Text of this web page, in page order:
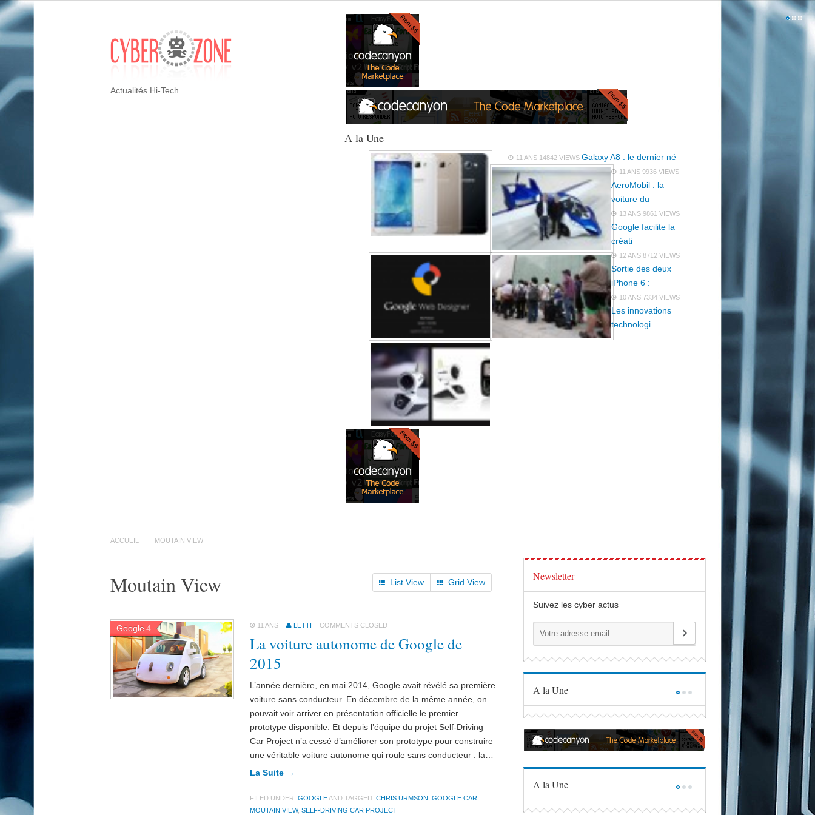
Actualités Hi-Tech
A la Une
11 ANS 14842 VIEWS Galaxy A8 : le dernier né
11 ANS 9936 VIEWS
AeroMobil : la
voiture du
13 ANS 9861 VIEWS
Google facilite la
créati
12 ANS 8712 VIEWS
Sortie des deux
iPhone 6 :
10 ANS 7334 VIEWS
Les innovations
technologi
ACCUEIL MOUTAIN VIEW
Moutain View List View Grid View
Google 4 11 ANS LETTI COMMENTS CLOSED
La voiture autonome de Google de
2015
L’année dernière, en mai 2014, Google avait révélé sa première
voiture sans conducteur. En décembre de la même année, on
pouvait voir arriver en présentation officielle le premier
prototype disponible. Et depuis l’équipe du projet Self-Driving
Car Project n’a cessé d’améliorer son prototype pour construire
une véritable voiture autonome qui roule sans conducteur : la…
La Suite →
FILED UNDER: GOOGLEAND TAGGED: CHRIS URMSON GOOGLE CAR
MOUTAIN VIEW, SELF-DRIVING CAR PROJECT
Newsletter
Suivez les cyber actus
A la Une
A la Une